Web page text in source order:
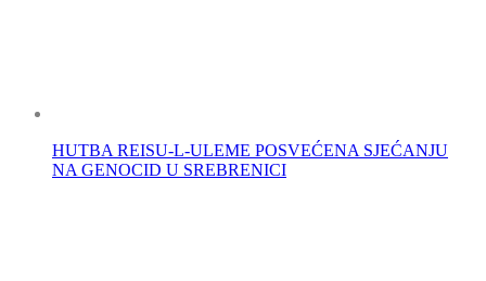
HUTBA REISU-L-ULEME POSVEĆENA SJEĆANJU
NA GENOCID U SREBRENICI